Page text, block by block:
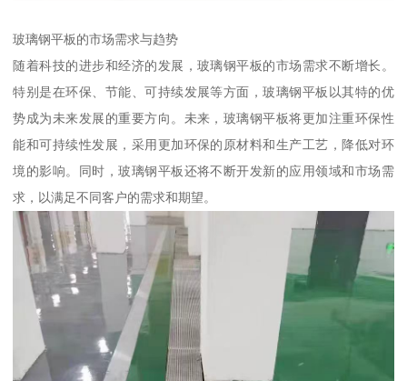
玻璃钢平板的市场需求与趋势
随着科技的进步和经济的发展，玻璃钢平板的市场需求不断增长。
特别是在环保、节能、可持续发展等方面，玻璃钢平板以其特的优
势成为未来发展的重要方向。未来，玻璃钢平板将更加注重环保性
能和可持续性发展，采用更加环保的原材料和生产工艺，降低对环
境的影响。同时，玻璃钢平板还将不断开发新的应用领域和市场需
求，以满足不同客户的需求和期望。